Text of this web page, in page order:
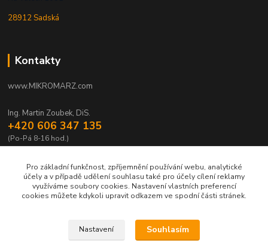
28912 Sadská
Kontakty
www.MIKROMARZ.com
Ing. Martin Zoubek, DiS.
+420 606 347 135
(Po-Pá 8-16 hod.)
Upravit sběr cookies.
Pro základní funkčnost, zpříjemnění používání webu, analytické
účely a v případě udělení souhlasu také pro účely cílení reklamy
využíváme soubory cookies. Nastavení vlastních preferencí
cookies můžete kdykoli upravit odkazem ve spodní části stránek.
Nastavení Souhlasím